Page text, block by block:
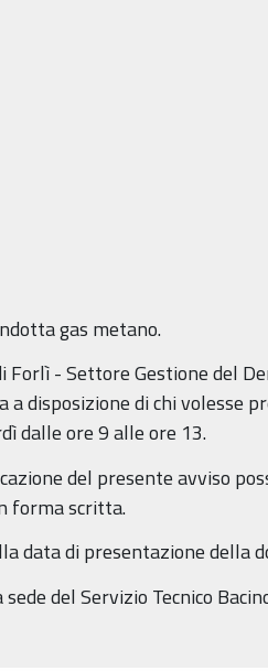
gas metano.
Forlì - Settore Gestione del
disposizione di chi volesse
dalle ore 9 alle ore 13.
del presente avviso
forma scritta.
data di presentazione della
del Servizio Tecnico